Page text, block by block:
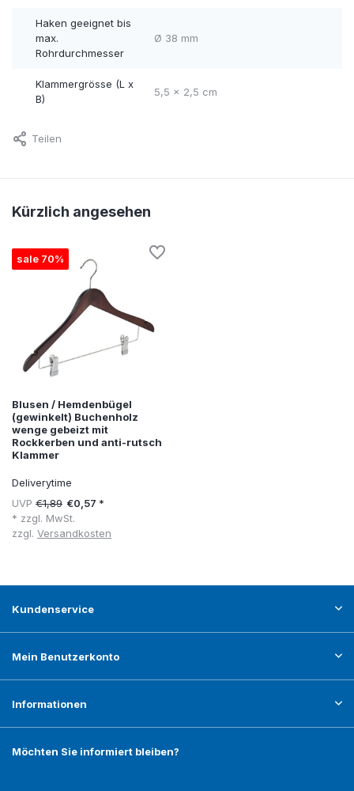
Haken geeignet bis
max.
Rohrdurchmesser
Ø 38 mm
Klammergrösse (L x
B)
5,5 x 2,5 cm
Teilen
Kürzlich angesehen
sale 70%
Blusen / Hemdenbügel
(gewinkelt) Buchenholz
wenge gebeizt mit
Rockkerben und anti-rutsch
Klammer
Deliverytime
UVP €1,89 €0,57 *
* zzgl. MwSt.
zzgl. Versandkosten
Kundenservice
Mein Benutzerkonto
Informationen
Möchten Sie informiert bleiben?